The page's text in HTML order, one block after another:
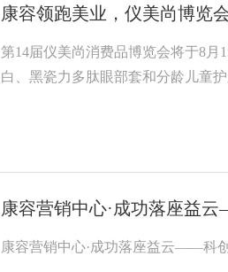
康容领跑美业，仪美尚博览
第14届仪美尚消费品博览会将于8
白、黑瓷力多肽眼部套和分龄儿童
康容营销中心·成功落座益
康容营销中心·成功落座益云——科